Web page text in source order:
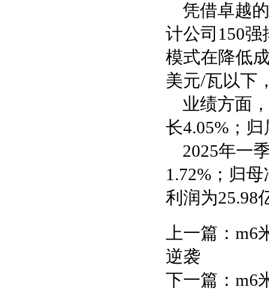
凭借卓越
计公司150强
模式在降低
美元/瓦以下
业绩方面
长4.05%；
2025年一
1.72%；归
利润为25.98
上一篇： m6
逆袭
下一篇： m6